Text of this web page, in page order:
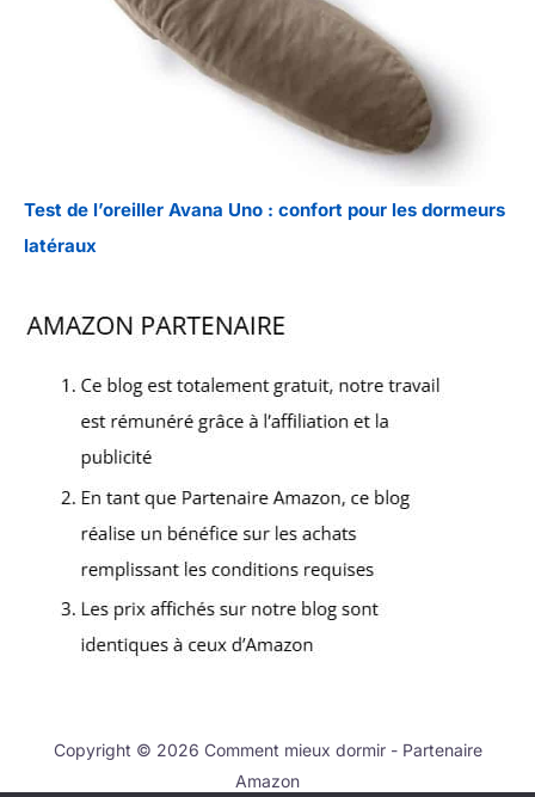
Test de l’oreiller Avana Uno : confort pour les dormeurs
latéraux
Copyright © 2026 Comment mieux dormir - Partenaire
Amazon